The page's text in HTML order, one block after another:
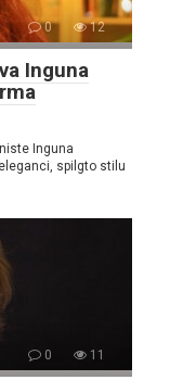
0 12
Inguna
Inguna
spilgto stilu
0 11